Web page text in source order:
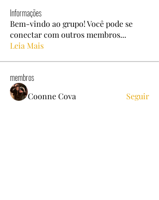
Informações
Bem-vindo ao grupo! Você pode se
conectar com outros membros...
Leia Mais
membros
Coonne Cova Seguir